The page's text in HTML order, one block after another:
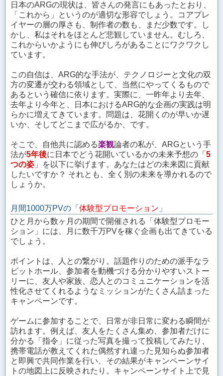
日本のARGの現状は、皆さんの発言にもあったとおり、
「これから」というのが適切な形容でしょう。コアプレ
イヤーの層の厚さも、制作者の数も、まだ少数です。し
かし、私はそれをほとんど悲観していません。むしろ、
これからいかようにも伸びしろがあることにワクワクし
ています。
この自信は、ARG的な手法が、テクノロジーと文化の双
方の変遷が交わる領域として、当然にやってくるもので
あるという確信に依ります。実際に、一昨年より去年、
去年より今年と、日本におけるARG的な企画の実践は明
らかに増えてきています。問題は、花開くのが早いか遅
いか、そしてどこまで広がるか、です。
そこで、自他共に認める楽観論者の私が、ARGという手
法が5年後に日本でどう花開いているかの未来予想の「 5
つの姿 」を以下に挙げます。あなたはどの未来図に貢献
したいですか？ それとも、全く別の未来を導かれるので
しょうか。
月間1000万PVの「 体験型プロモーション 」
ひと月から数ヶ月の期間で開催される「体験型プロモー
ション」には、月に数千万PVを稼ぐ企画も出てきている
でしょう。
ポイントは、人との繋がり。話題作りのための派手なラ
ビットホール、参加者を動機づける分かりやすいストー
リーに、友人や家族、恋人とのコミュニケーションを活
性化させてくれるようなミッションがたくさん詰まった
キャンペーンです。
ゲームに参加することで、日常が非日常に変わる瞬間が
訪れます。例えば、友人をたくさん集め、参加者だけに
分かる「指令」に従った写真を撮って投稿してみたり、
携帯電話が教えてくれた偶然すれ違った見知らぬ参加者
と即興で共同作業を行い、その結果がキャンペーンサイ
トの地図上に反映されたり。キャンペーンサイト上で見